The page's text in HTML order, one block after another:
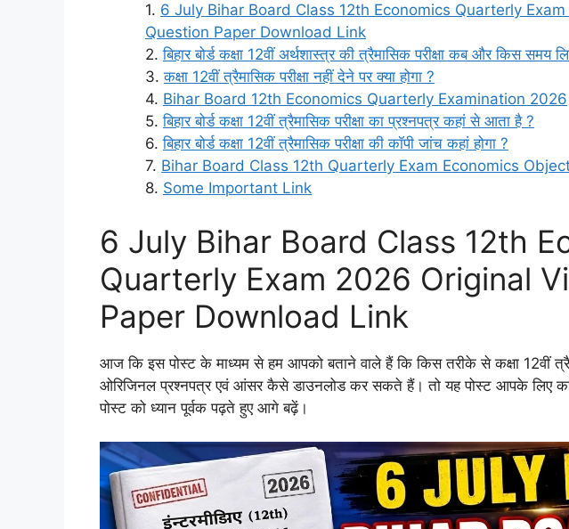
6 July Bihar Board Class 12th Economics Quarterly
Question Paper Download Link
बिहार बोर्ड कक्षा 12वीं अर्थशास्त्र की त्रैमासिक परीक्षा कब और किस समय
कक्षा 12वीं त्रैमासिक परीक्षा नहीं देने पर क्या होगा ?
Bihar Board 12th Economics Quarterly Examination 2026
बिहार बोर्ड कक्षा 12वीं त्रैमासिक परीक्षा का प्रश्नपत्र कहां से आता है ?
बिहार बोर्ड कक्षा 12वीं त्रैमासिक परीक्षा की कॉपी जांच कहां होगा ?
Bihar Board Class 12th Quarterly Exam Economics
Some Important Link
6 July Bihar Board Class 12th
Quarterly Exam 2026 Original
Paper Download Link
आज कि इस पोस्ट के माध्यम से हम आपको बताने वाले हैं कि किस तरीके से कक्षा 12वीं
ओरिजिनल प्रश्नपत्र एवं आंसर कैसे डाउनलोड कर सकते हैं। तो यह पोस्ट आपके लिए
पोस्ट को ध्यान पूर्वक पढ़ते हुए आगे बढ़ें।